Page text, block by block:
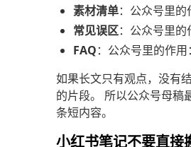
素材清单：公众号里
常见误区：公众号里
FAQ：公众号里的作
如果长文只有观点，没有
的片段。 所以公众号母稿
条短内容。
小红书笔记不要直接